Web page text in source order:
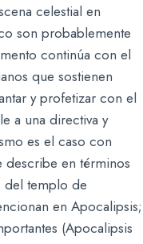
celestial en
son probablemente
continúa con el
que sostienen
y profetizar con el
a una directiva y
es el caso con
en términos
del templo de
en Apocalipsis;
(Apocalipsis